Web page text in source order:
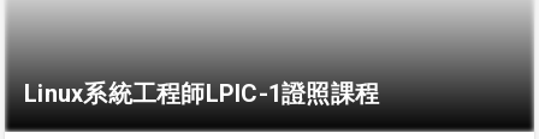
Linux系統工程師LPIC-1證照課程